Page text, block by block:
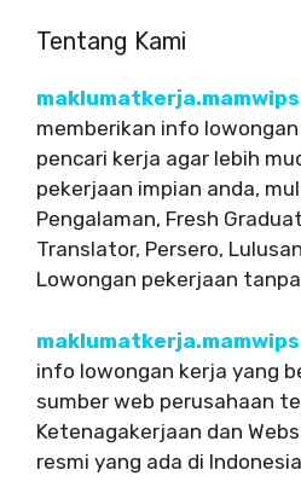
Tentang Kami
memberikan info
pencari kerja agar lebih
pekerjaan impian anda,
Pengalaman, Fresh
Translator, Persero,
Lowongan pekerjaan
info lowongan kerja yang
sumber web perusahaan
Ketenagakerjaan dan
resmi yang ada di